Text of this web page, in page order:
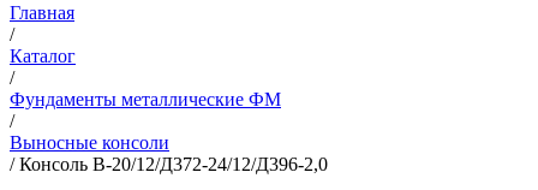
Главная
/
Каталог
/
Фундаменты металлические ФМ
/
Выносные консоли
/Консоль В-20/12/Д372-24/12/Д396-2,0